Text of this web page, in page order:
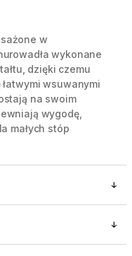
w
wykonane
dzięki czemu
wsuwanymi
na swoim
wygodę,
małych stóp